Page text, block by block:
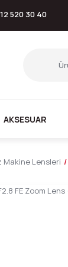
520 30 40
AKSESUAR
Makine Lensleri